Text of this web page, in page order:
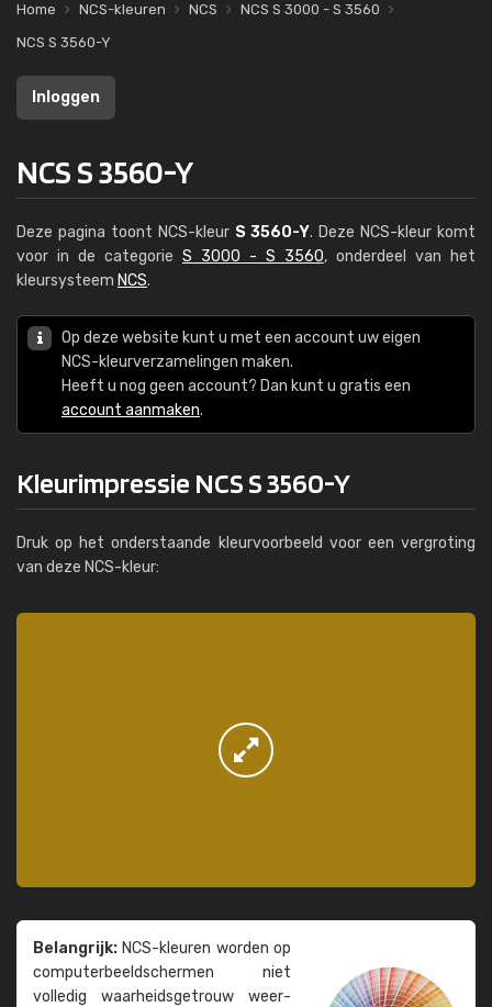
Home NCS-kleuren NCS
NCS S 3000 - S 3560
NCS S 3560-Y
Inloggen
NCS S 3560-Y
Deze pagina toont NCS-kleur S 3560-Y. Deze NCS-kleur komt
voor in de categorie S 3000 - S 3560, onderdeel van het
kleursysteem NCS.
Op deze website kunt u met een account uw eigen
NCS-kleurverzamelingen maken.
Heeft u nog geen account? Dan kunt u gratis een
account aanmaken.
Kleurimpressie NCS S 3560-Y
Druk op het onderstaande kleurvoorbeeld voor een vergroting
van deze NCS-kleur:
Belangrijk: NCS-kleuren worden op
computer­beeld­schermen niet
volledig waarheids­­getrouw weer­